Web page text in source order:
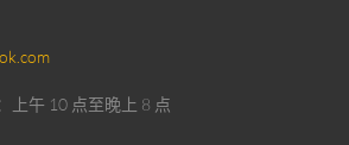
上午 10 点至晚上 8 点